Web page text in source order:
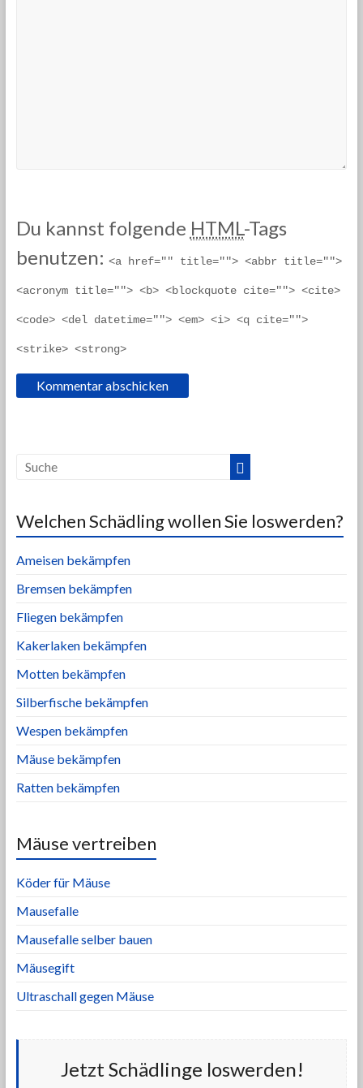
Du kannst folgende HTML-Tags
benutzen: <a href="" title=""> <abbr title="">
<acronym title=""> <b> <blockquote cite=""> <cite>
<code> <del datetime=""> <em> <i> <q cite="">
<strike> <strong>
Welchen Schädling wollen Sie loswerden?
Ameisen bekämpfen
Bremsen bekämpfen
Fliegen bekämpfen
Kakerlaken bekämpfen
Motten bekämpfen
Silberfische bekämpfen
Wespen bekämpfen
Mäuse bekämpfen
Ratten bekämpfen
Mäuse vertreiben
Köder für Mäuse
Mausefalle
Mausefalle selber bauen
Mäusegift
Ultraschall gegen Mäuse
Jetzt Schädlinge loswerden!